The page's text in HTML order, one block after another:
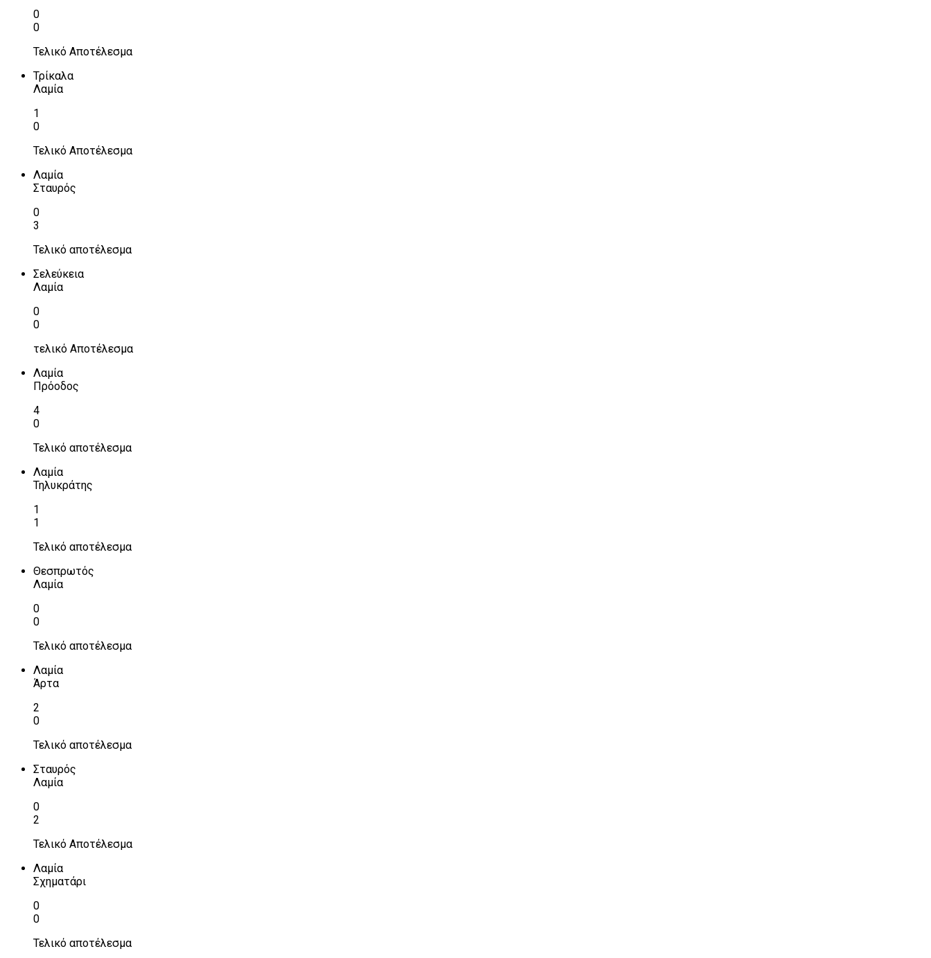
0
0
Τελικό Αποτέλεσμα
Τρίκαλα
Λαμία
1
0
Τελικό Αποτέλεσμα
Λαμία
Σταυρός
0
3
Τελικό αποτέλεσμα
Σελεύκεια
Λαμία
0
0
τελικό Αποτέλεσμα
Λαμία
Πρόοδος
4
0
Τελικό αποτέλεσμα
Λαμία
Τηλυκράτης
1
1
Τελικό αποτέλεσμα
Θεσπρωτός
Λαμία
0
0
Τελικό αποτέλεσμα
Λαμία
Άρτα
2
0
Τελικό αποτέλεσμα
Σταυρός
Λαμία
0
2
Τελικό Αποτέλεσμα
Λαμία
Σχηματάρι
0
0
Τελικό αποτέλεσμα